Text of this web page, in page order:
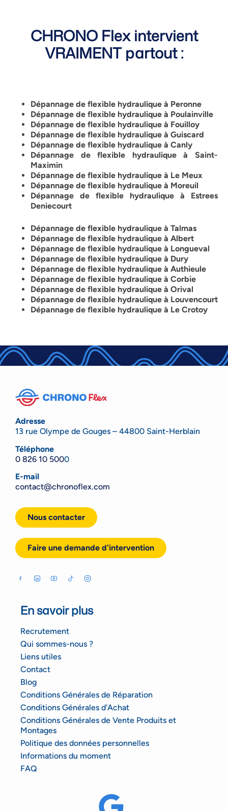
CHRONO Flex intervient
VRAIMENT partout :
Dépannage de flexible hydraulique à Peronne
Dépannage de flexible hydraulique à Poulainville
Dépannage de flexible hydraulique à Fouilloy
Dépannage de flexible hydraulique à Guiscard
Dépannage de flexible hydraulique à Canly
Dépannage de flexible hydraulique à Saint-
Maximin
Dépannage de flexible hydraulique à Le Meux
Dépannage de flexible hydraulique à Moreuil
Dépannage de flexible hydraulique à Estrees
Deniecourt
Dépannage de flexible hydraulique à Talmas
Dépannage de flexible hydraulique à Albert
Dépannage de flexible hydraulique à Longueval
Dépannage de flexible hydraulique à Dury
Dépannage de flexible hydraulique à Authieule
Dépannage de flexible hydraulique à Corbie
Dépannage de flexible hydraulique à Orival
Dépannage de flexible hydraulique à Louvencourt
Dépannage de flexible hydraulique à Le Crotoy
Adresse
13 rue Olympe de Gouges – 44800 Saint-Herblain
Téléphone
0 826 10 5000
E-mail
contact@chronoflex.com
Nous contacter
Faire une demande d'intervention
En savoir plus
Recrutement
Qui sommes-nous ?
Liens utiles
Contact
Blog
Conditions Générales de Réparation
Conditions Générales d'Achat
Conditions Générales de Vente Produits et
Montages
Politique des données personnelles
Informations du moment
FAQ